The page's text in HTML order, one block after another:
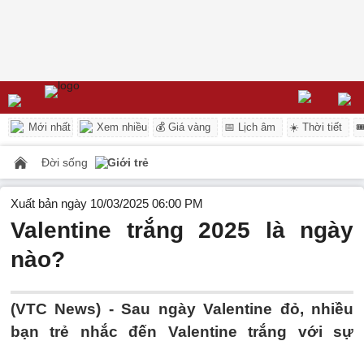
Mới nhất Xem nhiều 💰 Giá vàng 📅 Lịch âm ☀️ Thời tiết
Đời sống Giới trẻ
Xuất bản ngày 10/03/2025 06:00 PM
Valentine trắng 2025 là ngày
nào?
(VTC News) -Sau ngày Valentine đỏ, nhiều
bạn trẻ nhắc đến Valentine trắng với sự